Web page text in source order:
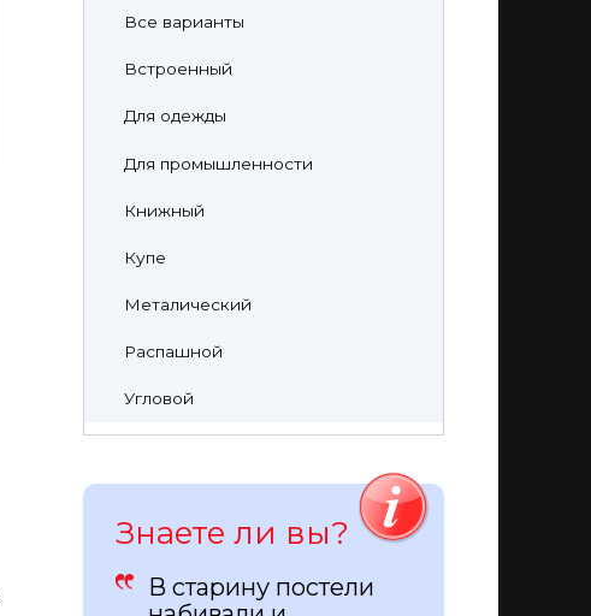
Все варианты
Встроенный
Для одежды
Для промышленности
Книжный
Купе
Металический
Распашной
Угловой
Знаете ли вы?
В старину постели